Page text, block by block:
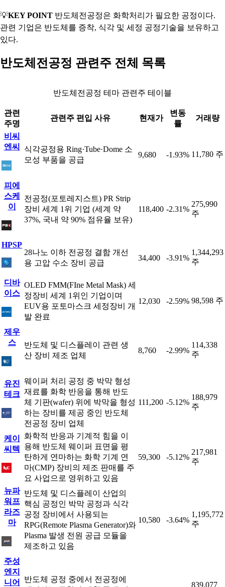
💡KEY POINT 반도체전공정은 화학처리가 필요한 공정이다.
관련 기업은 반도체를 증착, 식각 및 세정 공정기술을 보유하고
있다.
반도체전공정 관련주 전체 목록
반도체전공정 테마 관련주 테이블
관련
주명
관련주 편입 사유 현재가
변동
률
거래량
비씨
엔씨
식각공정용 Ring·Tube·Dome 소
모성 부품을 공급
9,680 -1.93% 11,780 주
피에
스케
이
전공정(포토레지스트) PR Strip
장비 세계 1위 기업 (세계 약
37%, 국내 약 90% 점유율 보유)
118,400 -2.31%
275,990
주
HPSP
28나노 이하 전공정 결함 개선
용 고압 수소 장비 공급
34,400 -3.91%
1,344,293
주
디바
이스
OLED FMM(FIne Metal Mask) 세
정장비 세계 1위인 기업이며
EUV용 포토마스크 세정장비 개
발 완료
12,030 -2.59% 98,598 주
제우
스
반도체 및 디스플레이 관련 생
산 장비 제조 업체
8,760 -2.99%
114,338
주
유진
테크
웨이퍼 처리 공정 중 박막 형성
재료를 화학 반응을 통해 반도
체 기판(wafer) 위에 박막을 형성
하는 장비를 제공 중인 반도체
전공정 장비 업체
111,200 -5.12%
188,979
주
케이
씨텍
화학적 반응과 기계적 힘을 이
용해 반도체 웨이퍼 표면을 평
탄하게 연마하는 화학 기계 연
마(CMP) 장비의 제조 판매를 주
요 사업으로 영위하고 있음
59,300 -5.12%
217,981
주
뉴파
워프
라즈
마
반도체 및 디스플레이 산업의
핵심 공정인 박막 공정과 식각
공정 장비에서 사용되는
RPG(Remote Plasma Generator)와
Plasma 발생 전원 공급 모듈을
제조하고 있음
10,580 -3.64%
1,195,772
주
주성
엔지
니어
반도체 공정 중에서 전공정에
839,077